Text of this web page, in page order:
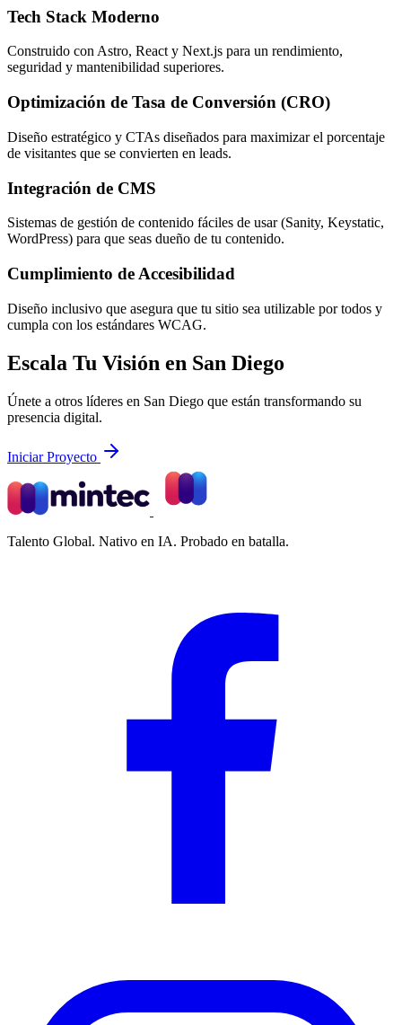
Tech Stack Moderno
Construido con Astro, React y Next.js para un rendimiento,
seguridad y mantenibilidad superiores.
Optimización de Tasa de Conversión (CRO)
Diseño estratégico y CTAs diseñados para maximizar el porcentaje
de visitantes que se convierten en leads.
Integración de CMS
Sistemas de gestión de contenido fáciles de usar (Sanity, Keystatic,
WordPress) para que seas dueño de tu contenido.
Cumplimiento de Accesibilidad
Diseño inclusivo que asegura que tu sitio sea utilizable por todos y
cumpla con los estándares WCAG.
Escala Tu Visión en San Diego
Únete a otros líderes en San Diego que están transformando su
presencia digital.
Iniciar Proyecto
Talento Global. Nativo en IA. Probado en batalla.